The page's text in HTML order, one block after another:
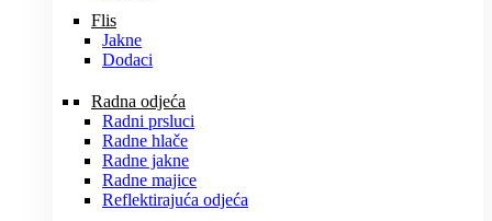
Flis
Jakne
Dodaci
Radna odjeća
Radni prsluci
Radne hlače
Radne jakne
Radne majice
Reflektirajuća odjeća